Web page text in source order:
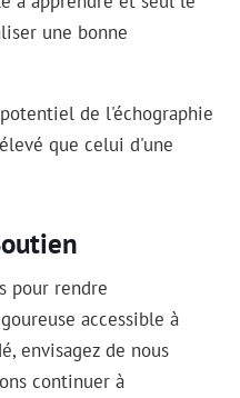
une bonne
de l'échographie
que celui d'une
pour rendre
accessible à
envisagez de nous
continuer à